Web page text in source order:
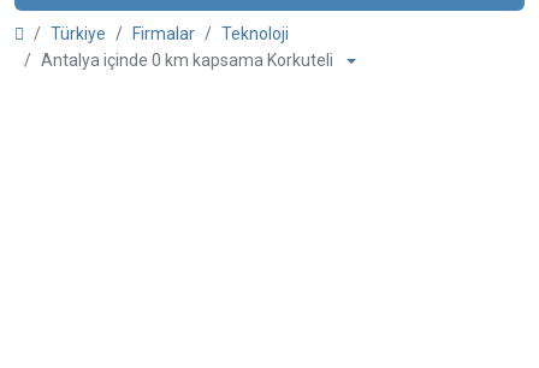
Türkiye Firmalar
Teknoloji
Antalya içinde 0 km kapsama Korkuteli